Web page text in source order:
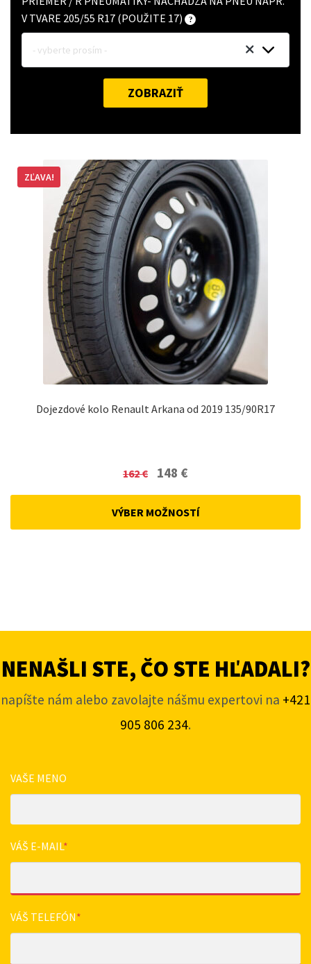
V TVARE 205/55 R17 (POUŽITE 17)
- vyberte prosím -
ZOBRAZIŤ
Dojezdové kolo Renault Arkana od 2019 135/90R17
ZĽAVA!
162€
Original
was:
148 €Current
VÝBER MOŽNOSTÍ
NENAŠLI STE, ČO STE HĽADALI?
napíšte nám alebo zavolajte nášmu expertovi na +421
905 806 234.
VAŠE MENO
VÁŠ E-MAIL*
VÁŠ TELEFÓN*